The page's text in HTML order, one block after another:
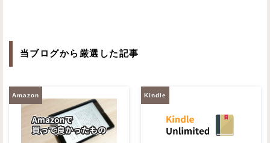
当ブログから厳選した記事
Amazon Kindle